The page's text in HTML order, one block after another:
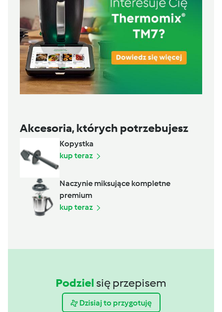
Akcesoria, których potrzebujesz
Kopystka
kup teraz
Naczynie miksujące kompletne
premium
kup teraz
Podziel się przepisem
Dzisiaj to przygotuję